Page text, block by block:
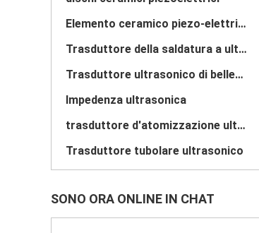
Elemento ceramico piezo-elettrico
Trasduttore della saldatura a ultrasuoni
Trasduttore ultrasonico di bellezza
Impedenza ultrasonica
trasduttore d'atomizzazione ultrasonico
Trasduttore tubolare ultrasonico
SONO ORA ONLINE IN CHAT